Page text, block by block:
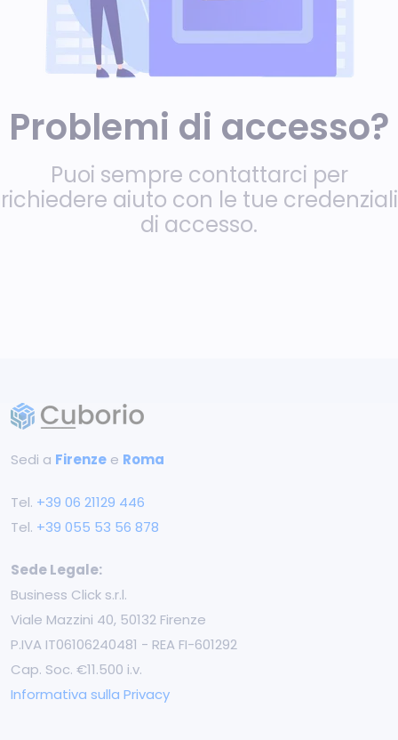
Problemi di accesso?
Puoi sempre contattarci per
richiedere aiuto con le tue credenziali
di accesso.
Sedi a Firenze e Roma
Tel. +39 ‭06 21129 446‬
Tel. +39 055 53 56 878
Sede Legale:
Business Click s.r.l.
Viale Mazzini 40, 50132 Firenze
P.IVA IT06106240481 - REA FI-601292
Cap. Soc. €11.500 i.v.
Informativa sulla Privacy